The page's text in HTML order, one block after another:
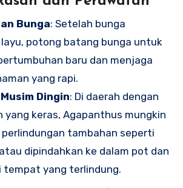
Bunga: Setelah bunga
potong batang bunga untuk
baru dan menjaga
yang rapi.
Dingin: Di daerah dengan
yang keras, Agapanthus mungkin
tambahan seperti
dipindahkan ke dalam pot dan
tempat yang terlindung.